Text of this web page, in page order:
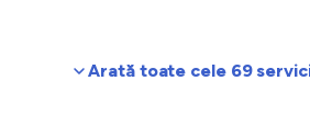
Arată toate cele 69